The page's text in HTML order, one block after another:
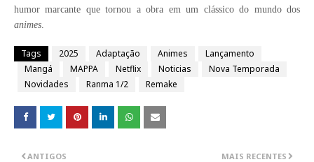
humor marcante que tornou a obra em um clássico do mundo dos
animes.
Tags 2025 Adaptação Animes
Lançamento
Mangá
MAPPA Netflix Noticias
Nova Temporada
Novidades
Ranma 1/2 Remake
MAIS RECENTES
ANTIGOS